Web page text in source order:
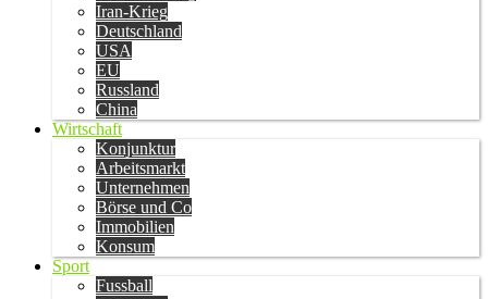
Iran-Krieg
Deutschland
USA
EU
Russland
China
Wirtschaft
Konjunktur
Arbeitsmarkt
Unternehmen
Börse und Co
Immobilien
Konsum
Sport
Fussball